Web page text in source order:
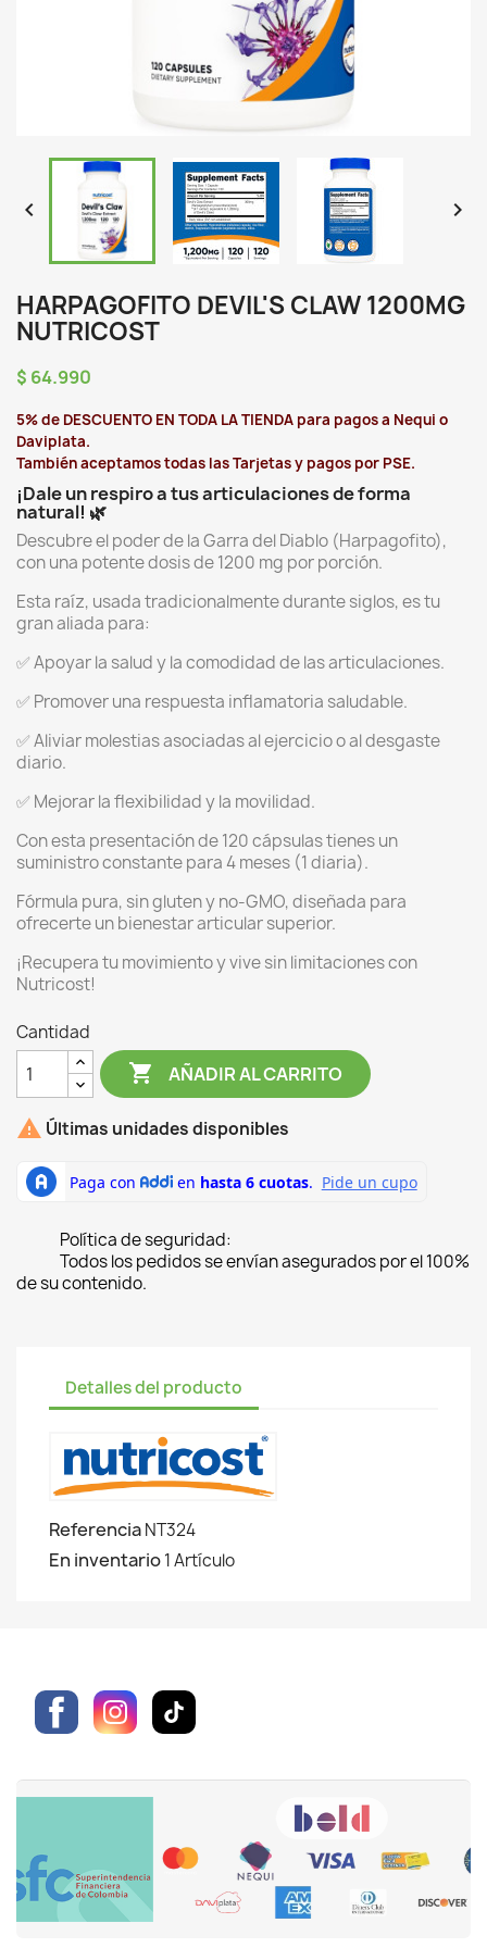
 
HARPAGOFITO DEVIL'S CLAW 1200MG
NUTRICOST
$ 64.990
5% de DESCUENTO EN TODA LA TIENDA para pagos a Nequi o
Daviplata.
También aceptamos todas las Tarjetas y pagos por PSE.
¡Dale un respiro a tus articulaciones de forma
natural! 🌿
Descubre el poder de la Garra del Diablo (Harpagofito),
con una potente dosis de 1200 mg por porción.
Esta raíz, usada tradicionalmente durante siglos, es tu
gran aliada para:
✅ Apoyar la salud y la comodidad de las articulaciones.
✅ Promover una respuesta inflamatoria saludable.
✅ Aliviar molestias asociadas al ejercicio o al desgaste
diario.
✅ Mejorar la flexibilidad y la movilidad.
Con esta presentación de 120 cápsulas tienes un
suministro constante para 4 meses (1 diaria).
Fórmula pura, sin gluten y no-GMO, diseñada para
ofrecerte un bienestar articular superior.
¡Recupera tu movimiento y vive sin limitaciones con
Nutricost!
Cantidad
 AÑADIR AL CARRITO
 Últimas unidades disponibles
Política de seguridad:
Todos los pedidos se envían asegurados por el 100%
de su contenido.
Detalles del producto
ReferenciaNT324
En inventario1 Artículo
Facebook